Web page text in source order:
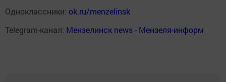
Одноклассники: ok.ru/menzelinsk
Telegram-канал: Мензелинск news - Мензеля-информ